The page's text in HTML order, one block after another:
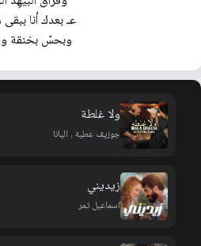
عـ بعدك أنا
وبحسّ بخنقة و
ولا غلطة
جوزيف عطية , اليانا
زيديني
اسماعيل تمر